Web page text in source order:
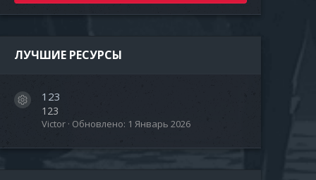
ЛУЧШИЕ РЕСУРСЫ
Иконка ресурса
123
123
Victor Обновлено: 1 Январь 2026